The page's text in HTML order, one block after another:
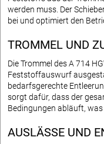
werden muss. Der
bei und optimiert den
TROMMEL UND
Die Trommel des A 714
Feststoffauswurf
bedarfsgerechte
sorgt dafür, dass der
Bedingungen abläuft,
AUSLÄSSE UND